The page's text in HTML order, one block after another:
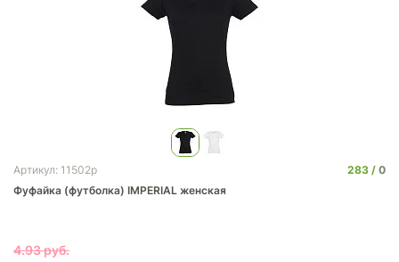
Артикул: 11502p 283
0
Фуфайка (футболка) IMPERIAL женская
4.93